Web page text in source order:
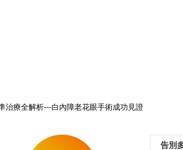
治療全解析---白內障老花眼手術成功見證
告別